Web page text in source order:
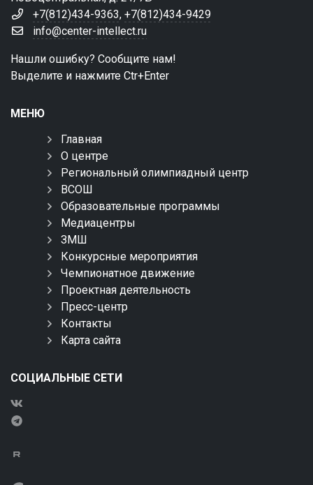
+7(812)434-9363, +7(812)434-9429
info@center-intellect.ru
Нашли ошибку? Сообщите нам!
Выделите и нажмите Ctr+Enter
МЕНЮ
Главная
О центре
Региональный олимпиадный центр
ВСОШ
Образовательные программы
Медиацентры
ЗМШ
Конкурсные мероприятия
Чемпионатное движение
Проектная деятельность
Пресс-центр
Контакты
Карта сайта
СОЦИАЛЬНЫЕ СЕТИ